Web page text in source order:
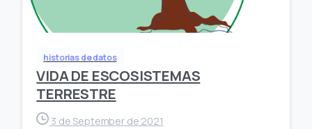
historias de datos
VIDA DE ESCOSISTEMAS
TERRESTRE
3 de September de 2021